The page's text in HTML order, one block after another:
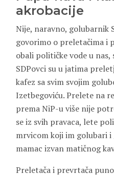
akrobacije
Nije, naravno, golubarnik
govorimo o preletačima i
obali političke vode u
SDPovci su u jatima
kafez sa svim svojim
Izetbegoviću. Prelete na
prema NiP-u više nije
se iz svih pravaca, lete
mrvicom koji im golubari i
mamac izvan matičnog
Preletača i prevrtača